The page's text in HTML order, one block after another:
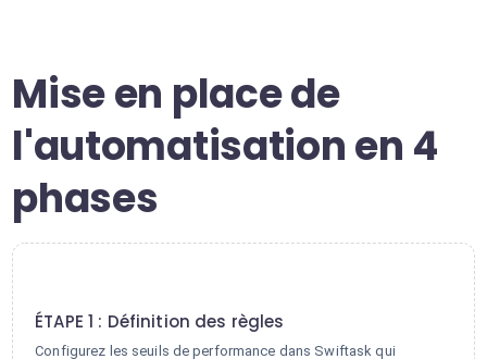
Mise en place de
l'automatisation en 4
phases
ÉTAPE 1 : Définition des règles
Configurez les seuils de performance dans Swiftask qui